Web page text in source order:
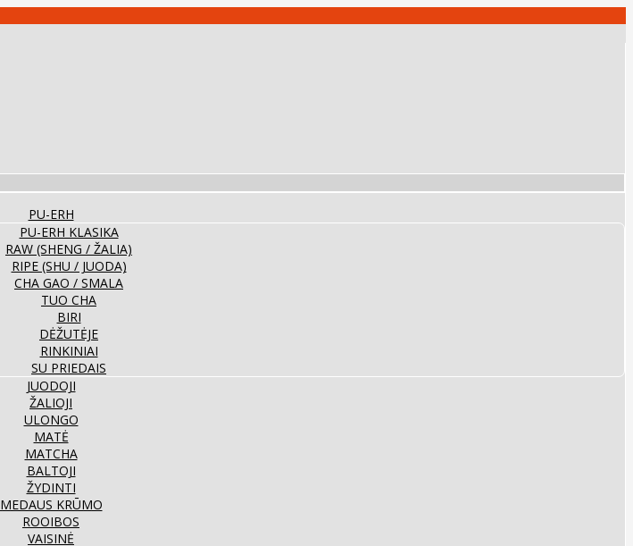
PU-ERH
PU-ERH KLASIKA
RAW (SHENG / ŽALIA)
RIPE (SHU / JUODA)
CHA GAO / SMALA
TUO CHA
BIRI
DĖŽUTĖJE
RINKINIAI
SU PRIEDAIS
JUODOJI
ŽALIOJI
ULONGO
MATĖ
MATCHA
BALTOJI
ŽYDINTI
MEDAUS KRŪMO
ROOIBOS
VAISINĖ